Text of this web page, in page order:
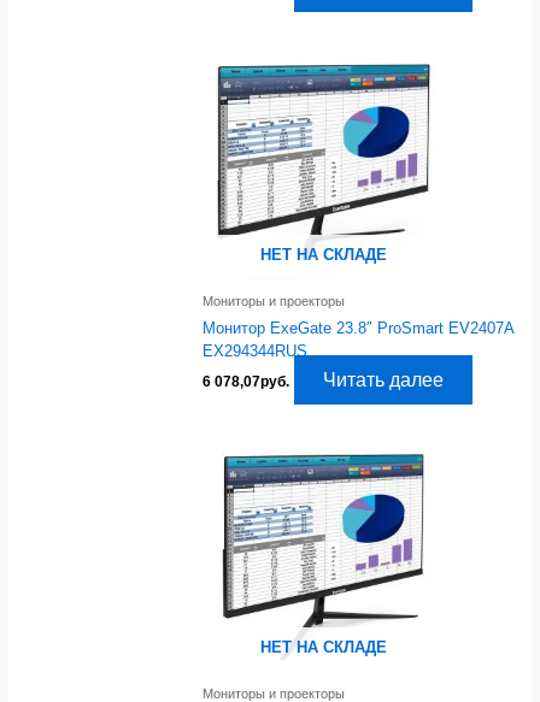
НЕТ НА СКЛАДЕ
Мониторы и проекторы
Монитор ExeGate 23.8″ ProSmart EV2407A
EX294344RUS
6 078,07руб. Читать далее
НЕТ НА СКЛАДЕ
Мониторы и проекторы